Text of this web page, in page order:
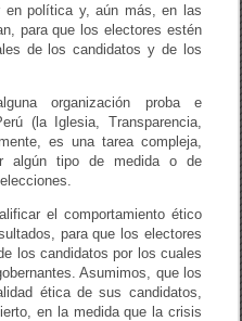
en política y, aún más, en las
para que los electores estén
de los candidatos y de los
organización proba e
(la Iglesia, Transparencia,
es una tarea compleja,
algún tipo de medida o de
el comportamiento ético
para que los electores
los candidatos por los cuales
Asumimos, que los
ética de sus candidatos,
en la medida que la crisis